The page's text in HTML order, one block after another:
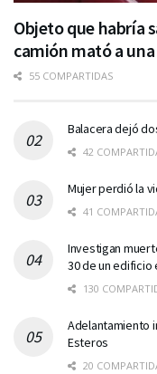
Objeto que habría
camión mató a
55 COMPARTIDAS
Balacera dejó
42
Mujer perdió la
41
Investigan
30 de un edificio
130
Adelantamiento
Esteros
20